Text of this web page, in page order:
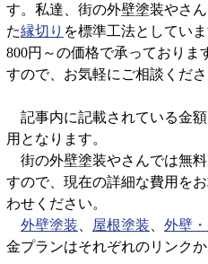
す。私達、街の外壁塗装やさ
た縁切り を標準工法としていま
800円～の価格で承っておりま
すので、お気軽にご相談くださ
記事内に記載されている金額
用となります。
街の外壁塗装やさんでは無
すので、現在の詳細な費用を
わせください。
外壁塗装
屋根塗装 外壁
金プランはそれぞれのリンク